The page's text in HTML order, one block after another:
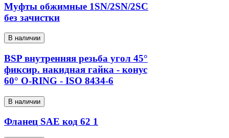
Муфты обжимные 1SN/2SN/2SC
без зачистки
В наличии
BSP внутренняя резьба угол 45°
фиксир. накидная гайка - конус
60° O-RING - ISO 8434-6
В наличии
Фланец SAE код 62 1